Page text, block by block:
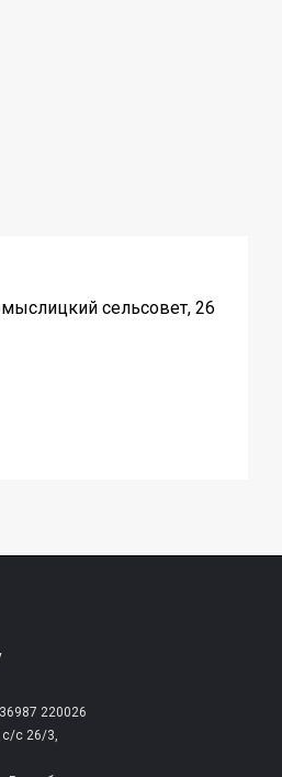
сельсовет, 26
220026
c 26/3,